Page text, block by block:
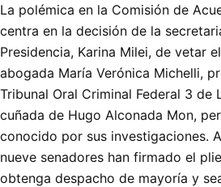
La polémica en la Comisión de
centra en la decisión de la
Presidencia, Karina Milei, de vetar
abogada María Verónica Michelli,
Tribunal Oral Criminal Federal 3 de
cuñada de Hugo Alconada Mon,
conocido por sus investigaciones.
nueve senadores han firmado el
obtenga despacho de mayoría y